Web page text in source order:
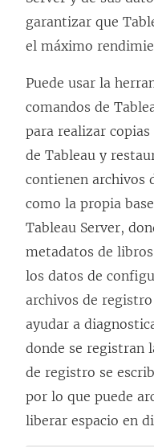
garantizar que
el máximo
Puede usar la
comandos de
para realizar
de Tableau y
contienen archivos
como la propia
Tableau Server,
metadatos de
los datos de
archivos de
ayudar a
donde se registran
de registro se
por lo que puede
liberar espacio en